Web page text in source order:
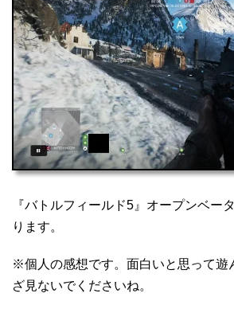
『バトルフィールド5』オープンベー
ります。
※個人の感想です。面白いと思って遊
ざ見ないでくださいね。